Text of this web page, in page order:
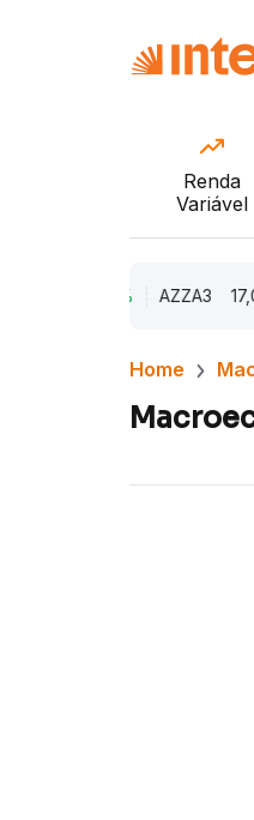
Renda
Variável
AZZA3 17,02
Home